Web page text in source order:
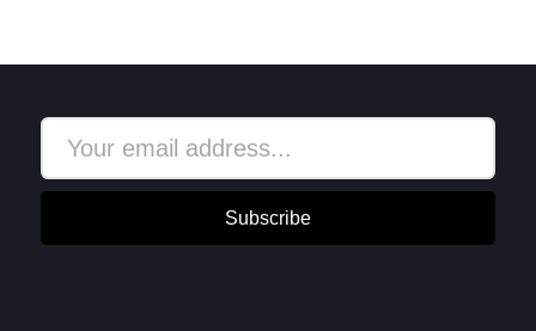
Subscribe